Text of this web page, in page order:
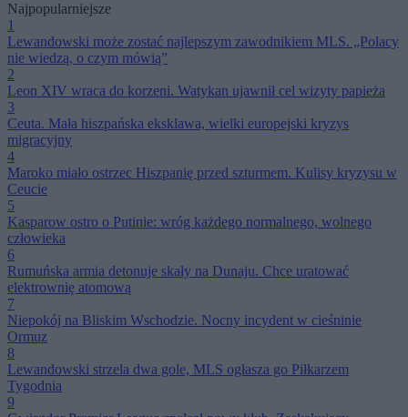
Najpopularniejsze
1
Lewandowski może zostać najlepszym zawodnikiem MLS. „Polacy
nie wiedzą, o czym mówią”
2
Leon XIV wraca do korzeni. Watykan ujawnił cel wizyty papieża
3
Ceuta. Mała hiszpańska eksklawa, wielki europejski kryzys
migracyjny
4
Maroko miało ostrzec Hiszpanię przed szturmem. Kulisy kryzysu w
Ceucie
5
Kasparow ostro o Putinie: wróg każdego normalnego, wolnego
człowieka
6
Rumuńska armia detonuje skały na Dunaju. Chce uratować
elektrownię atomową
7
Niepokój na Bliskim Wschodzie. Nocny incydent w cieśninie
Ormuz
8
Lewandowski strzela dwa gole, MLS ogłasza go Piłkarzem
Tygodnia
9